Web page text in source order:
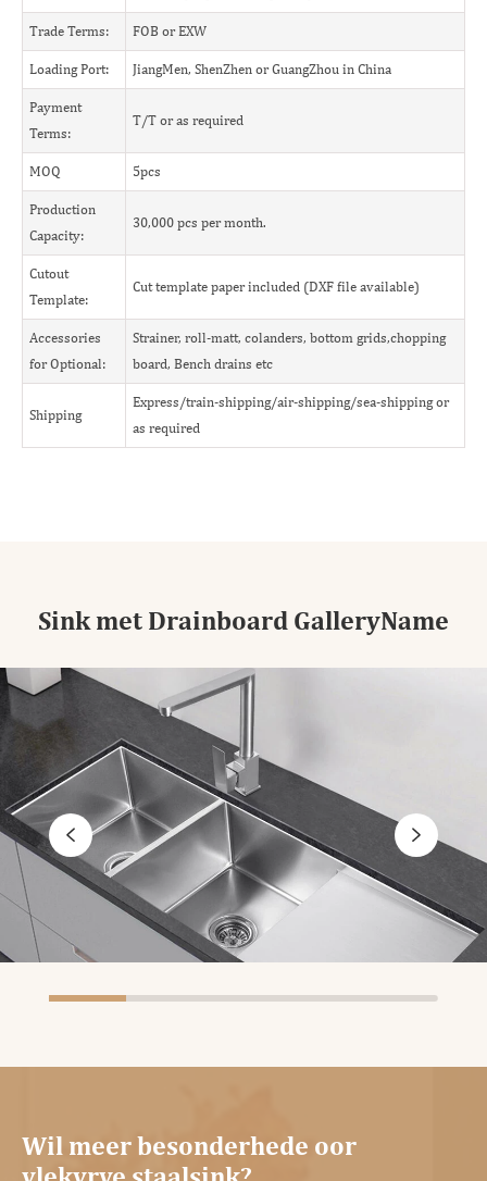
Trade Terms: FOB or EXW
Loading Port: JiangMen, ShenZhen or GuangZhou in China
Payment
Terms:
T/T or as required
MOQ 5pcs
Production
Capacity:
30,000 pcs per month.
Cutout
Template:
Cut template paper included (DXF file available)
Accessories
for Optional:
Strainer, roll-matt, colanders, bottom grids,chopping
board, Bench drains etc
Shipping
Express/train-shipping/air-shipping/sea-shipping or
as required
Sink met Drainboard GalleryName
 
Wil meer besonderhede oor